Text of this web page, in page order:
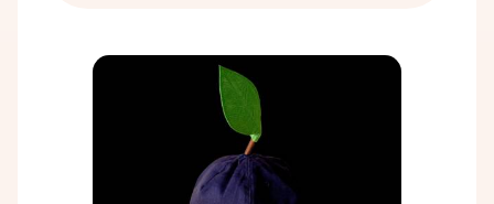
hierbas sobre el cuerpo humano. La historia de la
producción de cerveza se remonta al séptimo
milenio antes de Cristo, cuando los antiguos
sumerios la descubrieron, probablemente por error.
Extraviaron el grano que cultivaban y se inventó el
principio de la fermentación.
sumerios. El método de fabricación de la cerveza
comenzó con el mal almacenamiento del grano que
cultivaban. El grano se almacenaba en vasijas de
barro en las que se vertía agua, y así se descubrió el
principio de la fermentación.